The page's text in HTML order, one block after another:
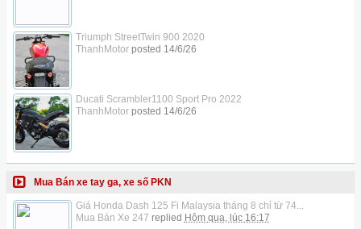
Triumph StreetTwin 900 2020
ThanhMotorposted 14/6/26
Ducati Scrambler1100 Sport Pro 2022
ThanhMotorposted 14/6/26
Mua Bán xe tay ga, xe số PKN
Giá Honda Dash 125 Fi Malaysia tháng 8 chỉ từ 74...
Mua Bán Xe 247 replied Hôm qua, lúc 16:17